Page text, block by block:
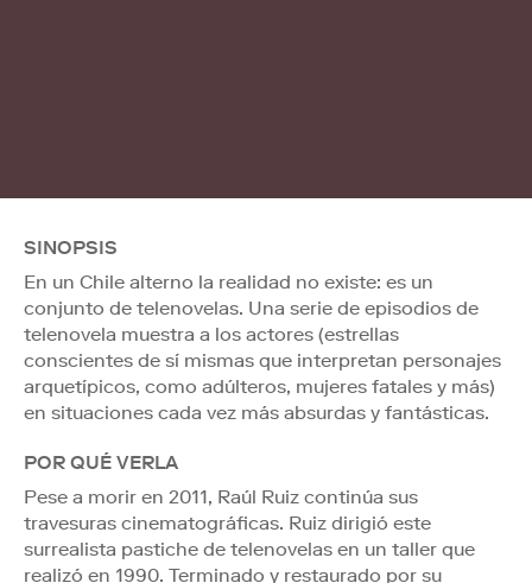
SINOPSIS
En un Chile alterno la realidad no existe: es un
conjunto de telenovelas. Una serie de episodios de
telenovela muestra a los actores (estrellas
conscientes de sí mismas que interpretan personajes
arquetípicos, como adúlteros, mujeres fatales y más)
en situaciones cada vez más absurdas y fantásticas.
POR QUÉ VERLA
Pese a morir en 2011, Raúl Ruiz continúa sus
travesuras cinematográficas. Ruiz dirigió este
surrealista pastiche de telenovelas en un taller que
realizó en 1990. Terminado y restaurado por su